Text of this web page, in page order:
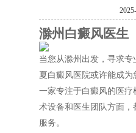
滁州白癜风医生
当您从滁州出发，寻求
夏白癜风医院或许能成
一家专注于白癜风的医
术设备和医生团队方面
服务。